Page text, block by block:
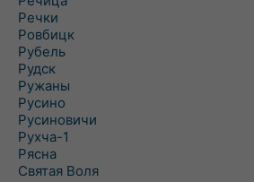
Речки
Ровбицк
Рубель
Рудск
Ружаны
Русино
Русиновичи
Рухча-1
Рясна
Святая Воля